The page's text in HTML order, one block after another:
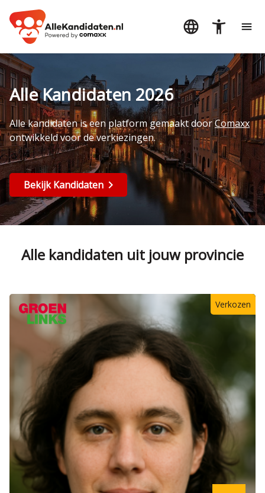
Alle Kandidaten 2026
Alle kandidaten is een platform gemaakt doorComaxx
ontwikkeld voor de verkiezingen.
Bekijk Kandidaten
Alle kandidaten uit jouw provincie